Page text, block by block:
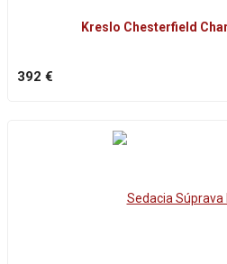
Kreslo Chesterfield
392 €